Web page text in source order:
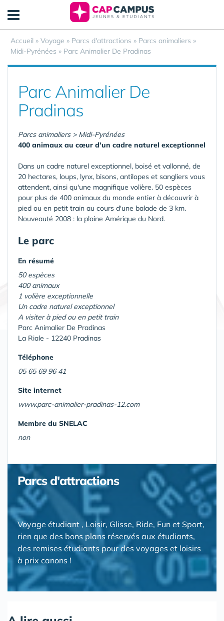
Accueil » Voyage » Parcs d'attractions » Parcs animaliers »
Midi-Pyrénées » Parc Animalier De Pradinas
Parc Animalier De
Pradinas
Parcs animaliers > Midi-Pyrénées
400 animaux au cœur d'un cadre naturel exceptionnel
Dans un cadre naturel exceptionnel, boisé et vallonné, de
20 hectares, loups, lynx, bisons, antilopes et sangliers vous
attendent, ainsi qu'une magnifique volière. 50 espèces
pour plus de 400 animaux du monde entier à découvrir à
pied ou en petit train au cours d'une balade de 3 km.
Nouveauté 2008 : la plaine Amérique du Nord.
Le parc
En résumé
50 espèces
400 animaux
1 volière exceptionnelle
Un cadre naturel exceptionnel
A visiter à pied ou en petit train
Parc Animalier De Pradinas
La Riale - 12240 Pradinas
Téléphone
05 65 69 96 41
Site internet
www.parc-animalier-pradinas-12.com
Membre du SNELAC
non
Parcs d'attractions
Voyage étudiant , Loisir, Glisse, Ride, Fun et Sport,
rien que des bons plans réservés aux étudiants,
des remises étudiants pour des voyages et loisirs
à prix canons !
Panneau de gestion des cookies